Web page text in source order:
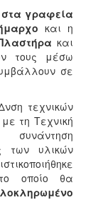
στα γραφεία
και η
και
τους μέσω
σε
τεχνικών
τη Τεχνική
των υλικών
οποίο θα